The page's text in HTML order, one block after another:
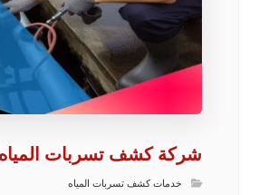
شركة كشف تسربات المياه
خدمات كشف تسربات المياه